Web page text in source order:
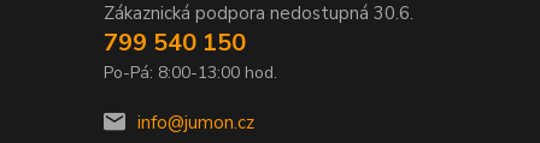
Zákaznická podpora nedostupná 30.6.
799 540 150
Po-Pá: 8:00-13:00 hod.
info@jumon.cz